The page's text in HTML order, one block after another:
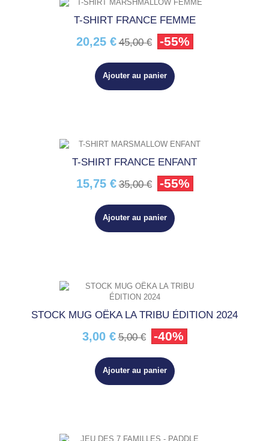
T-SHIRT FRANCE FEMME
20,25 € 45,00 € -55%
Ajouter au panier
T-SHIRT FRANCE ENFANT
15,75 € 35,00 € -55%
Ajouter au panier
STOCK MUG OËKA LA TRIBU ÉDITION 2024
3,00 € 5,00 € -40%
Ajouter au panier